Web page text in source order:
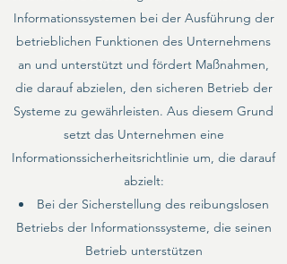
Informationssystemen bei der Ausführung der
betrieblichen Funktionen des Unternehmens
an und unterstützt und fördert Maßnahmen,
die darauf abzielen, den sicheren Betrieb der
Systeme zu gewährleisten. Aus diesem Grund
setzt das Unternehmen eine
Informationssicherheitsrichtlinie um, die darauf
abzielt:
Bei der Sicherstellung des reibungslosen
Betriebs der Informationssysteme, die seinen
Betrieb unterstützen